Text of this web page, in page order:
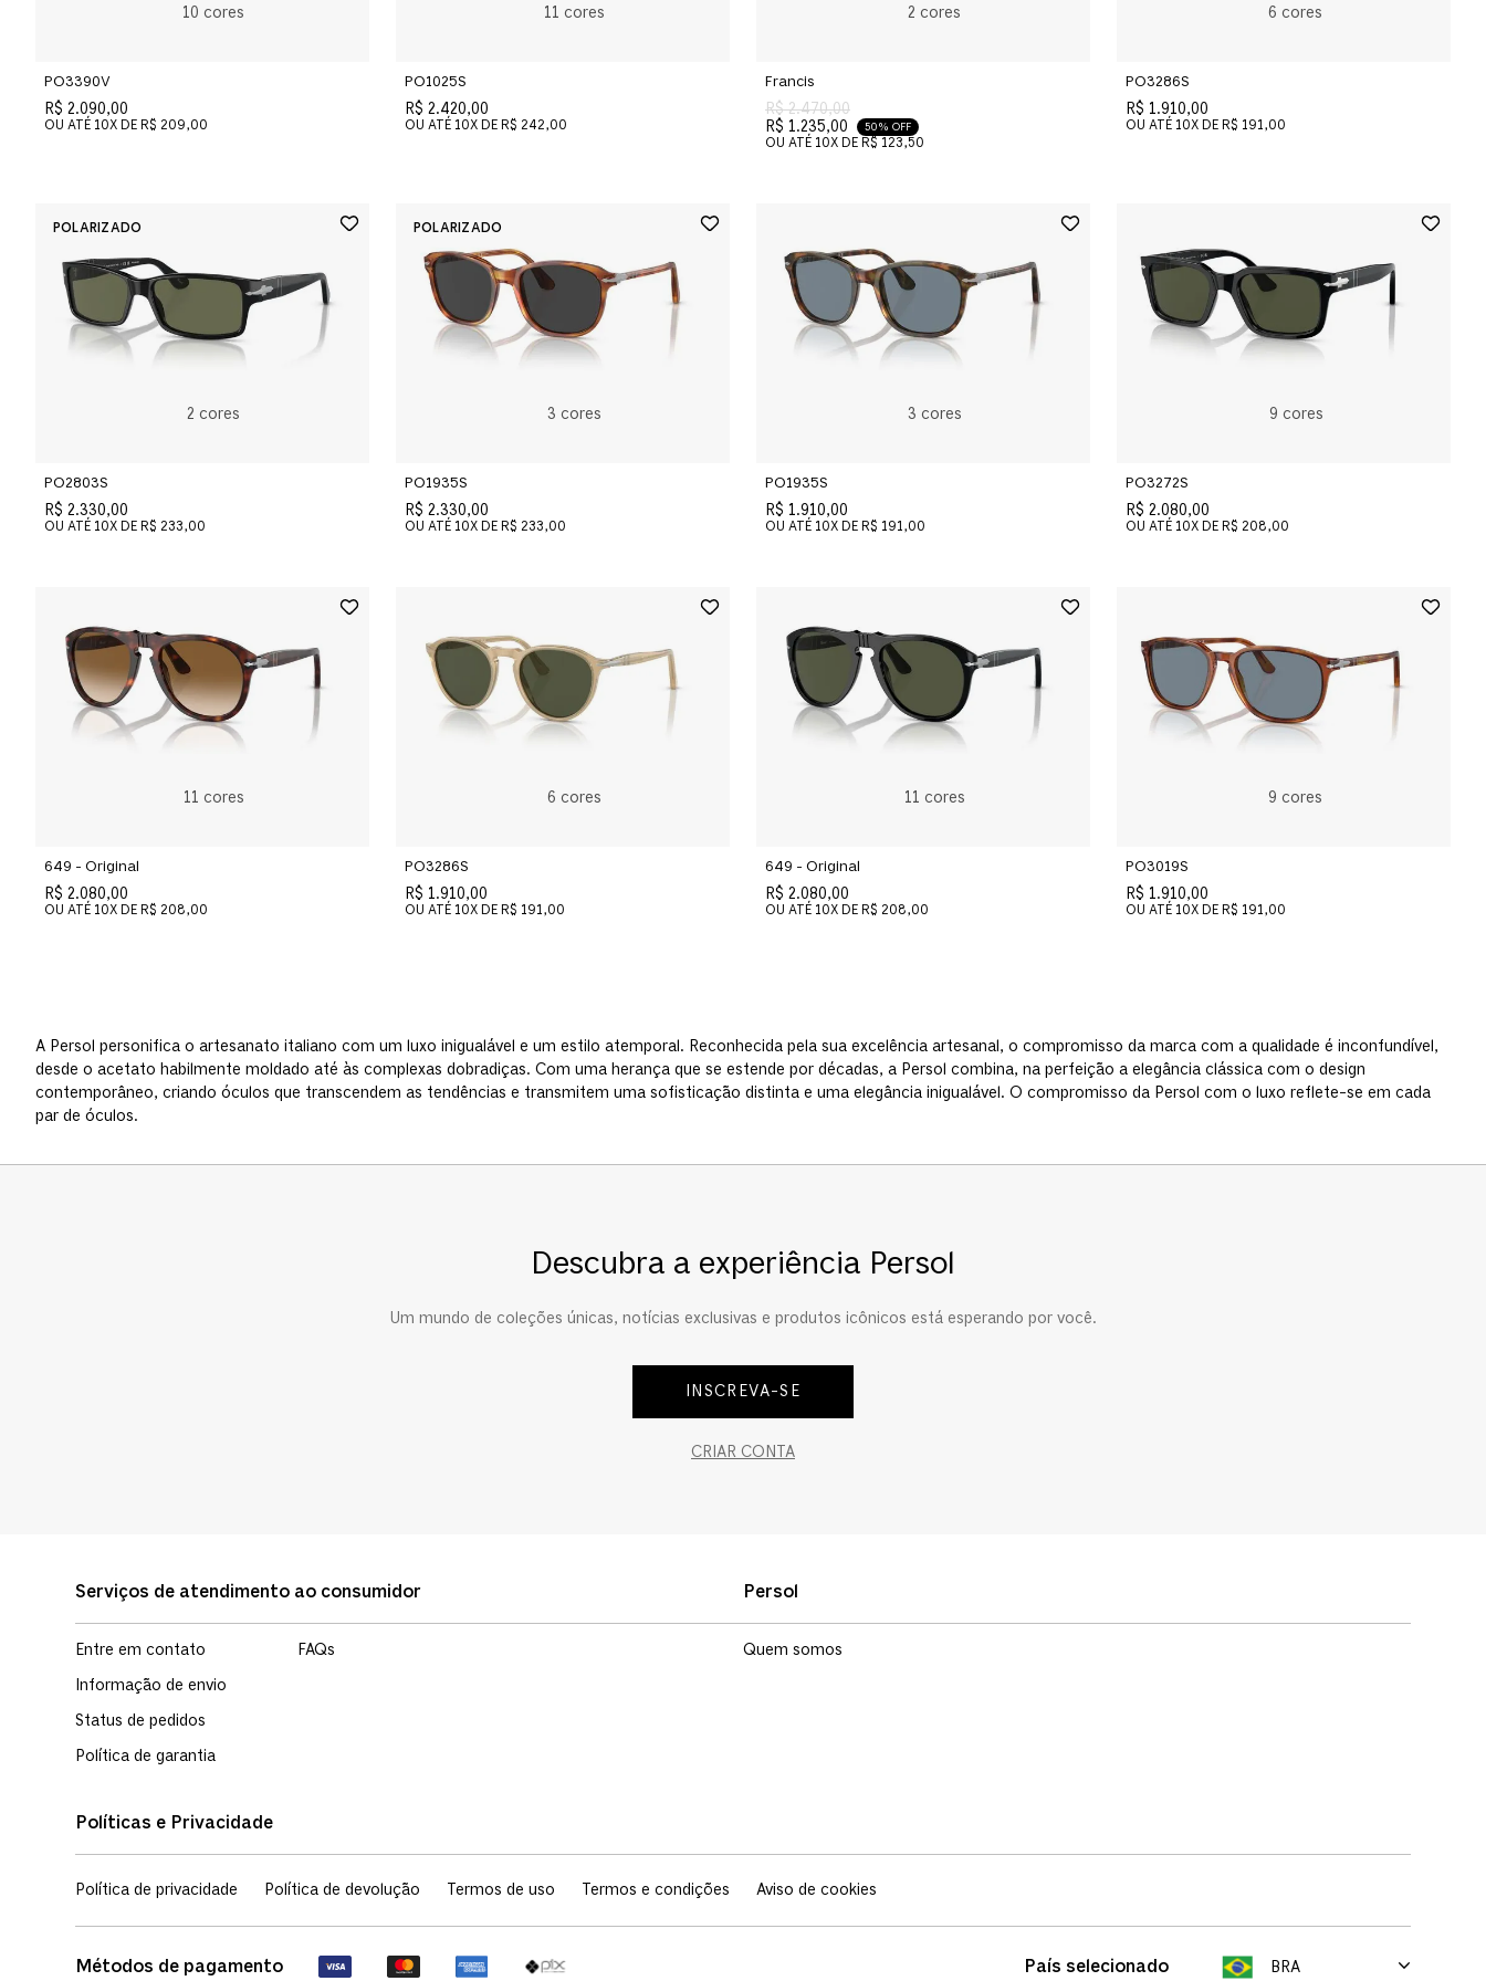
10 cores
PO3390V
R$ 2.090,00
OU ATÉ 10X DE R$ 209,00
11 cores
PO1025S
R$ 2.420,00
OU ATÉ 10X DE R$ 242,00
2 cores
Francis
R$ 2.470,00
R$ 1.235,00
50% OFF
OU ATÉ 10X DE R$ 123,50
6 cores
PO3286S
R$ 1.910,00
OU ATÉ 10X DE R$ 191,00
2 cores
PO2803S
R$ 2.330,00
OU ATÉ 10X DE R$ 233,00
3 cores
PO1935S
R$ 2.330,00
OU ATÉ 10X DE R$ 233,00
3 cores
PO1935S
R$ 1.910,00
OU ATÉ 10X DE R$ 191,00
9 cores
PO3272S
R$ 2.080,00
OU ATÉ 10X DE R$ 208,00
11 cores
649 - Original
R$ 2.080,00
OU ATÉ 10X DE R$ 208,00
6 cores
PO3286S
R$ 1.910,00
OU ATÉ 10X DE R$ 191,00
11 cores
649 - Original
R$ 2.080,00
OU ATÉ 10X DE R$ 208,00
9 cores
PO3019S
R$ 1.910,00
OU ATÉ 10X DE R$ 191,00
A Persol personifica o artesanato italiano com um luxo inigualável e um estilo atemporal. Reconhecida pela sua excelência artesanal, o compromisso da marca com a qualidade é inconfundível,
desde o acetato habilmente moldado até às complexas dobradiças. Com uma herança que se estende por décadas, a Persol combina, na perfeição a elegância clássica com o design
contemporâneo, criando óculos que transcendem as tendências e transmitem uma sofisticação distinta e uma elegância inigualável. O compromisso da Persol com o luxo reflete-se em cada
par de óculos.
Descubra a experiência Persol
Um mundo de coleções únicas, notícias exclusivas e produtos icônicos está esperando por você.
INSCREVA-SE
CRIAR CONTA
Serviços de atendimento ao consumidor
Entre em contato
Informação de envio
Status de pedidos
Política de garantia
FAQs
Persol
Quem somos
Políticas e Privacidade
Política de privacidade Política de devolução Termos de uso Termos e condições Aviso de cookies
Métodos de pagamento País selecionado BRA